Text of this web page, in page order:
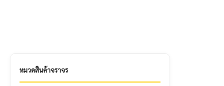
หมวดสินค้าจราจร